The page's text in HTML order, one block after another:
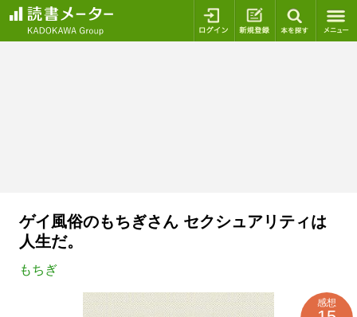
ログイン 新規登録
ゲイ風俗のもちぎさん セクシュアリティは
人生だ。
もちぎ
感想